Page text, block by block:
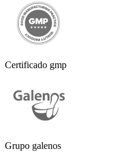
Certificado gmp
Grupo galenos